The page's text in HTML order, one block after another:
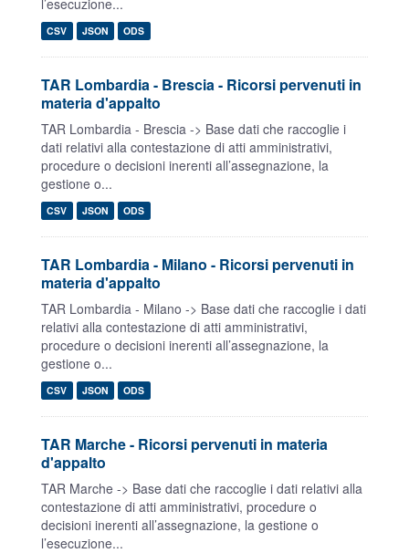
l’esecuzione...
CSV JSON ODS
TAR Lombardia - Brescia - Ricorsi pervenuti in
materia d'appalto
TAR Lombardia - Brescia -> Base dati che raccoglie i
dati relativi alla contestazione di atti amministrativi,
procedure o decisioni inerenti all’assegnazione, la
gestione o...
CSV JSON ODS
TAR Lombardia - Milano - Ricorsi pervenuti in
materia d'appalto
TAR Lombardia - Milano -> Base dati che raccoglie i dati
relativi alla contestazione di atti amministrativi,
procedure o decisioni inerenti all’assegnazione, la
gestione o...
CSV JSON ODS
TAR Marche - Ricorsi pervenuti in materia
d'appalto
TAR Marche -> Base dati che raccoglie i dati relativi alla
contestazione di atti amministrativi, procedure o
decisioni inerenti all’assegnazione, la gestione o
l’esecuzione...